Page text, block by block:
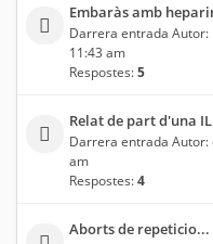
Embaràs amb
Darrera entrada Autor:
11:43 am
Respostes:5
Relat de part d'una
Darrera entrada Autor:
am
Respostes:4
Aborts de repeticio...